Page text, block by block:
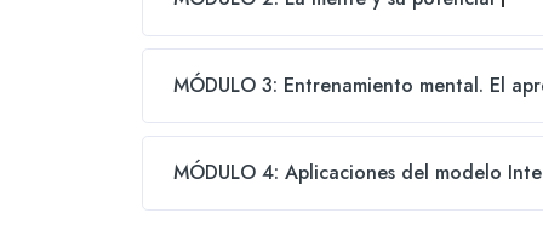
MÓDULO 3: Entrenamiento mental. El
MÓDULO 4: Aplicaciones del modelo